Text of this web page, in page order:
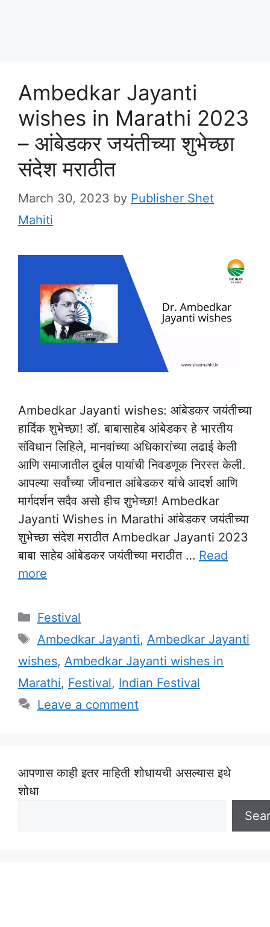
Ambedkar Jayanti
wishes in Marathi 2023
– आंबेडकर जयंतीच्या शुभेच्छा
संदेश मराठीत
March 30, 2023 by Publisher Shet
Mahiti
Ambedkar Jayanti wishes: आंबेडकर जयंतीच्या
हार्दिक शुभेच्छा! डॉ. बाबासाहेब आंबेडकर हे भारतीय
संविधान लिहिले, मानवांच्या अधिकारांच्या लढाई केली
आणि समाजातील दुर्बल पायांची निवडणूक निरस्त केली.
आपल्या सर्वांच्या जीवनात आंबेडकर यांचे आदर्श आणि
मार्गदर्शन सदैव असो हीच शुभेच्छा! Ambedkar
Jayanti Wishes in Marathi आंबेडकर जयंतीच्या
शुभेच्छा संदेश मराठीत Ambedkar Jayanti 2023
बाबा साहेब आंबेडकर जयंतीच्या मराठीत … Read
more
Categories
Festival
Tags
Ambedkar Jayanti, Ambedkar Jayanti
wishes, Ambedkar Jayanti wishes in
Marathi, Festival, Indian Festival
Leave a comment
आपणास काही इतर माहिती शोधायची असल्यास इथे
शोधा